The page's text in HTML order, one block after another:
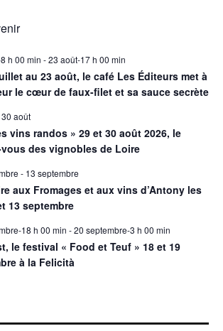
h 00 min -23 août-17 h 00 min
au 23 août, le café Les Éditeurs met à
le cœur de faux-filet et sa sauce secrète
30 août
vins randos » 29 et 30 août 2026, le
des vignobles de Loire
- 13 septembre
aux Fromages et aux vins d’Antony les
13 septembre
18 h 00 min -20 septembre-3 h 00 min
le festival « Food et Teuf » 18 et 19
à la Felicità